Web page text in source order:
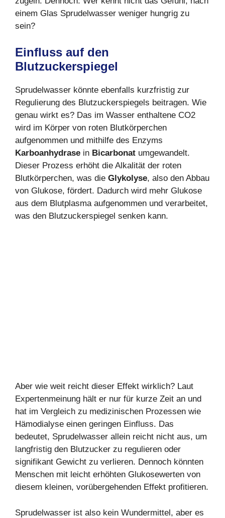
einem Glas Sprudelwasser weniger hungrig zu
sein?
Einfluss auf den
Blutzuckerspiegel
Sprudelwasser könnte ebenfalls kurzfristig zur
Regulierung des Blutzuckerspiegels beitragen. Wie
genau wirkt es? Das im Wasser enthaltene CO2
wird im Körper von roten Blutkörperchen
aufgenommen und mithilfe des Enzyms
Karboanhydrase in Bicarbonat umgewandelt.
Dieser Prozess erhöht die Alkalität der roten
Blutkörperchen, was die Glykolyse, also den Abbau
von Glukose, fördert. Dadurch wird mehr Glukose
aus dem Blutplasma aufgenommen und verarbeitet,
was den Blutzuckerspiegel senken kann.
Aber wie weit reicht dieser Effekt wirklich? Laut
Expertenmeinung hält er nur für kurze Zeit an und
hat im Vergleich zu medizinischen Prozessen wie
Hämodialyse einen geringen Einfluss. Das
bedeutet, Sprudelwasser allein reicht nicht aus, um
langfristig den Blutzucker zu regulieren oder
signifikant Gewicht zu verlieren. Dennoch könnten
Menschen mit leicht erhöhten Glukosewerten von
diesem kleinen, vorübergehenden Effekt profitieren.
Sprudelwasser ist also kein Wundermittel, aber es